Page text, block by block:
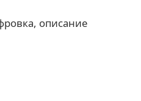
описание